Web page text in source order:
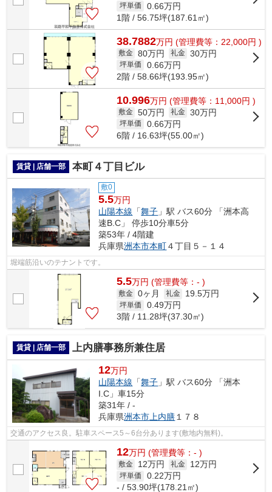
坪単価 0.66万円
1階 / 56.75坪(187.61㎡)
38.7882万円 (管理費等：22,000円 )
敷金 80万円 礼金 30万円
坪単価 0.66万円
2階 / 58.66坪(193.95㎡)
10.996万円 (管理費等：11,000円 )
敷金 50万円 礼金 30万円
坪単価 0.66万円
6階 / 16.63坪(55.00㎡)
賃貸 | 店舗一部 本町４丁目ビル
敷0
5.5万円
山陽本線 「舞子 」駅 バス60分 「洲本高
速B.C」 停歩10分車5分
築53年 / 4階建
兵庫県洲本市本町４丁目５－１４
堀端筋沿いのテナントです。
5.5万円 (管理費等：- )
敷金 0ヶ月 礼金 19.5万円
坪単価 0.49万円
3階 / 11.28坪(37.30㎡)
賃貸 | 店舗一部 上内膳事務所兼住居
12万円
山陽本線 「舞子 」駅 バス60分 「洲本
I.C」車15分
築31年 / -
兵庫県洲本市上内膳１７８
交通のアクセス良。駐車スペース5～6台分あります(敷地内無料)。
12万円 (管理費等：- )
敷金 12万円 礼金 12万円
坪単価 0.22万円
- / 53.90坪(178.21㎡)